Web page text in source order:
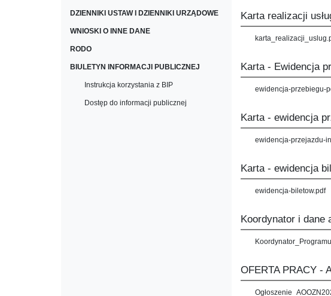
DZIENNIKI USTAW I DZIENNIKI URZĄDOWE
WNIOSKI O INNE DANE
RODO
BIULETYN INFORMACJI PUBLICZNEJ
Instrukcja korzystania z BIP
Dostęp do informacji publicznej
Karta realizacji
Karta - Ewidencja
ewidencja-przebiegu-
Karta - ewidencja
ewidencja-przejazdu-
Karta - ewidencja
ewidencja-biletow.pdf
Koordynator i dane
OFERTA PRACY -